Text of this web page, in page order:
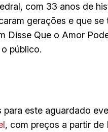
com 33 anos de
gerações e que
Disse Que o Amor
público.
para este aguardado
, com preços a partir de